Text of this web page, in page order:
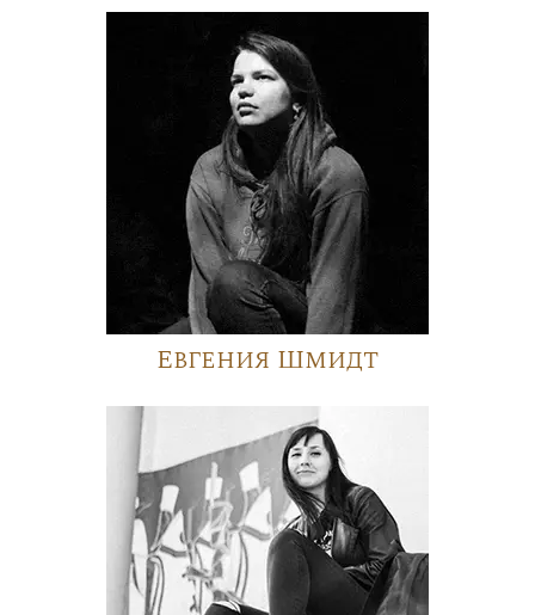
Евгения Шмидт